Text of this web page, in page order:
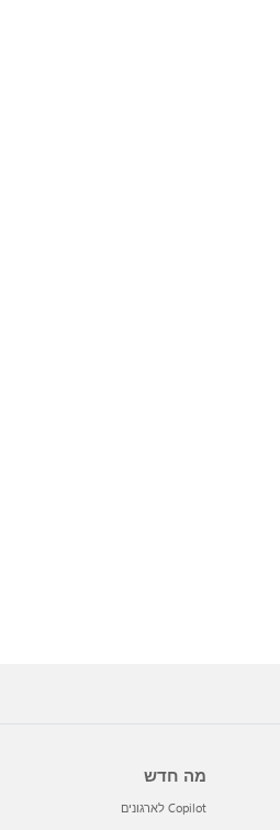
מה חדש
Copilot לארגונים